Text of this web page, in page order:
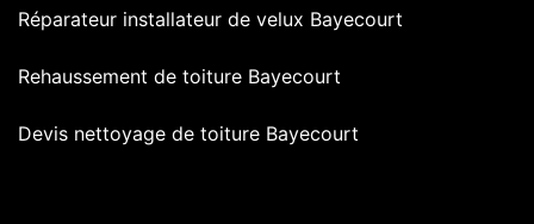
Réparateur installateur de velux Bayecourt
Rehaussement de toiture Bayecourt
Devis nettoyage de toiture Bayecourt